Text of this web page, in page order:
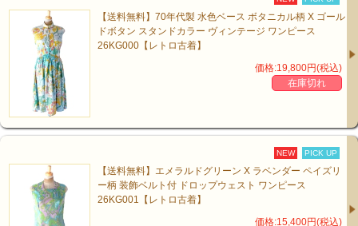
【送料無料】70年代製 水色ベース ボタニカル柄 X ゴール
ドボタン スタンドカラー ヴィンテージ ワンピース
26KG000【レトロ古着】
価格:19,800円(税込)
在庫切れ
NEW PICK UP
【送料無料】エメラルドグリーン X ラベンダー ペイズリ
ー柄 装飾ベルト付 ドロップウェスト ワンピース
26KG001【レトロ古着】
価格:15,400円(税込)